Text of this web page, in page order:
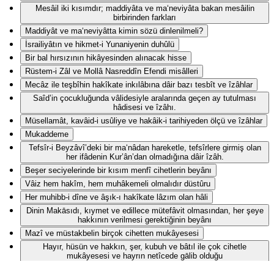
Mesâil iki kısımdır; maddiyâta ve ma‘neviyâta bakan mesâilin
birbirinden farkları
Maddiyât ve ma‘neviyâtta kimin sözü dinlenilmeli?
İsrailiyâtın ve hikmet-i Yunaniyenin duhûlü
Bir bal hırsızının hikâyesinden alınacak hisse
Rüstem-i Zâl ve Mollâ Nasreddîn Efendi misâlleri
Mecâz ile teşbîhin hakîkate inkılâbına dâir bazı tesbît ve îzâhlar
Saîd’in çocukluğunda vâlidesiyle aralarında geçen ay tutulması
hâdisesi ve îzâhı.
Müsellamât, kavâid-i usûliye ve hakâik-i tarihiyeden ölçü ve îzâhlar
Mukaddeme
Tefsîr-i Beyzâvî’deki bir ma‘nâdan hareketle, tefsîrlere girmiş olan
her ifâdenin Kur’ân’dan olmadığına dâir îzâh.
Beşer seciyelerinde bir kısım menfî cihetlerin beyânı
Vâiz hem hakîm, hem muhâkemeli olmalıdır düstûru
Her muhibb-i dîne ve âşık-ı hakîkate lâzım olan hâli
Dinin Makāsıdı, kıymet ve edillece mütefâvit olmasından, her şeye
hakkının verilmesi gerektiğinin beyânı
Mazî ve müstakbelin birçok cihetten mukâyesesi
Hayır, hüsün ve hakkın, şer, kubuh ve bâtıl ile çok cihetle
mukâyesesi ve hayrın netîcede gālib olduğu